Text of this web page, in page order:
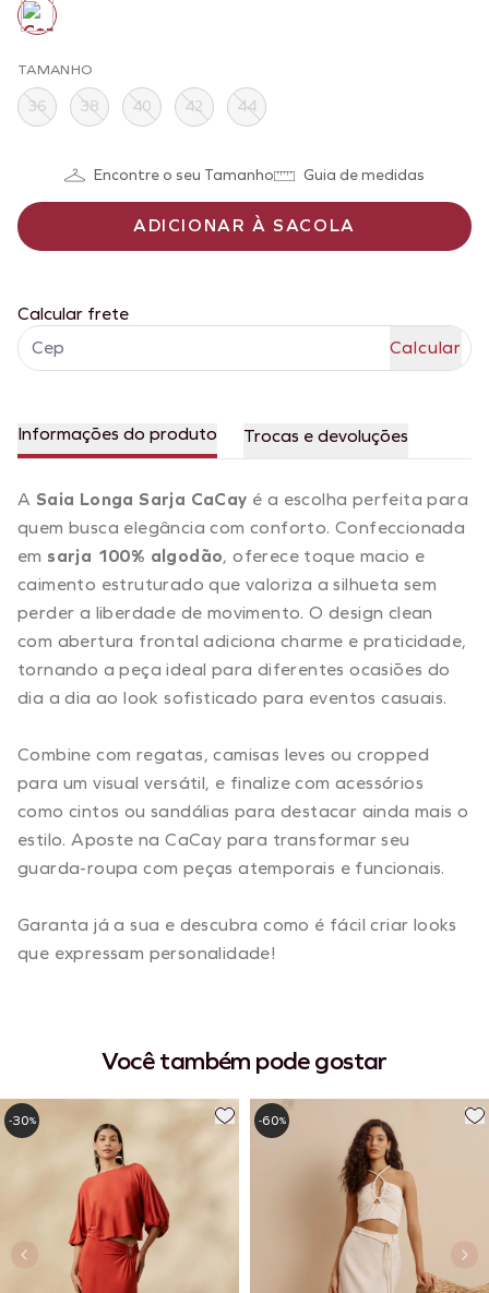
TAMANHO
36 38 40 42 44
Encontre o seu Tamanho Guia de medidas
ADICIONAR À SACOLA
Calcular frete
Informações do produto Trocas e devoluções
A Saia Longa Sarja CaCay é a escolha perfeita para
quem busca elegância com conforto. Confeccionada
em sarja 100% algodão, oferece toque macio e
caimento estruturado que valoriza a silhueta sem
perder a liberdade de movimento. O design clean
com abertura frontal adiciona charme e praticidade,
tornando a peça ideal para diferentes ocasiões do
dia a dia ao look sofisticado para eventos casuais.
Combine com regatas, camisas leves ou cropped
para um visual versátil, e finalize com acessórios
como cintos ou sandálias para destacar ainda mais o
estilo. Aposte na CaCay para transformar seu
guarda-roupa com peças atemporais e funcionais.
Garanta já a sua e descubra como é fácil criar looks
que expressam personalidade!
Você também pode gostar
-30% -60%